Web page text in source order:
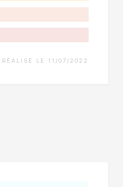
RÉALISÉ LE 11/07/2022